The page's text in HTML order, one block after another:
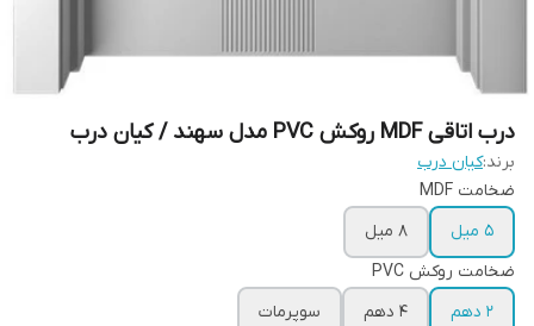
درب اتاقی MDF روکش PVC مدل سهند / کیان درب
برند:کیان درب
ضخامت MDF
۵ میل
۸ میل
ضخامت روکش PVC
۲ دهم
۴ دهم سوپرمات